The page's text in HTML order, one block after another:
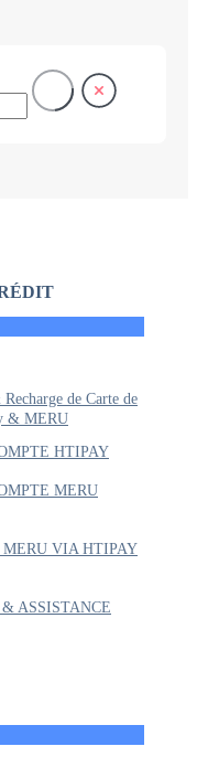
de Carte de
& MERU
HTIPAY
MERU
MERU VIA HTIPAY
ASSISTANCE